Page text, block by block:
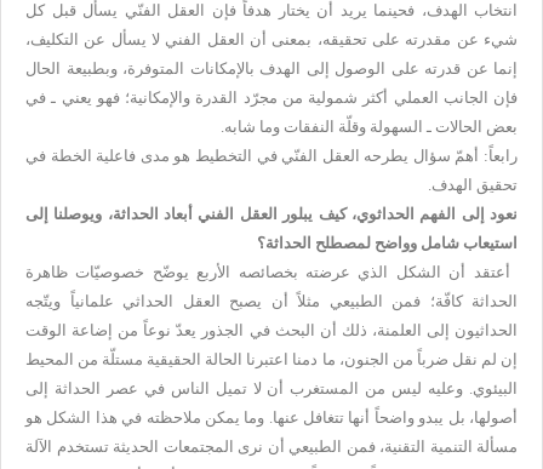
انتخاب الهدف، فحينما يريد أن يختار هدفاً فإن العقل الفنّي يسأل قبل كل
شيء عن مقدرته على تحقيقه، بمعنى أن العقل الفني لا يسأل عن التكليف،
إنما عن قدرته على الوصول إلى الهدف بالإمكانات المتوفرة، وبطبيعة الحال
فإن الجانب العملي أكثر شمولية من مجرّد القدرة والإمكانية؛ فهو يعني ـ في
بعض الحالات ـ السهولة وقلّة النفقات وما شابه.
رابعاً: أهمّ سؤال يطرحه العقل الفنّي في التخطيط هو مدى فاعلية الخطة في
تحقيق الهدف.
نعود إلى الفهم الحداثوي، كيف يبلور العقل الفني أبعاد الحداثة، ويوصلنا إلى
استيعاب شامل وواضح لمصطلح الحداثة؟
أعتقد أن الشكل الذي عرضته بخصائصه الأربع يوضّح خصوصيّات ظاهرة
الحداثة كافّة؛ فمن الطبيعي مثلاً أن يصبح العقل الحداثي علمانياً ويتّجه
الحداثيون إلى العلمنة، ذلك أن البحث في الجذور يعدّ نوعاً من إضاعة الوقت
إن لم نقل ضرباً من الجنون، ما دمنا اعتبرنا الحالة الحقيقية مستلّة من المحيط
البيئوي. وعليه ليس من المستغرب أن لا تميل الناس في عصر الحداثة إلى
أصولها، بل يبدو واضحاً أنها تتغافل عنها. وما يمكن ملاحظته في هذا الشكل هو
مسألة التنمية التقنية، فمن الطبيعي أن نرى المجتمعات الحديثة تستخدم الآلة